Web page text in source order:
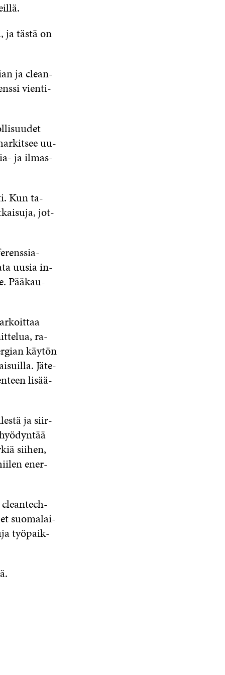
ja täs­tä on
ja clean­
vien­ti­
uu­
ja il­mas­
Kun ta­
jot­
uu­sia in­
Pää­kau­
ra­
käy­tön
Jä­te-
li­sää­
ja siir­
sii­hen,
ener­
suo­ma­lai­
työ­paik­